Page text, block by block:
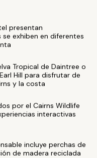
presentan
exhiben en diferentes
Tropical de Daintree o
Hill para disfrutar de
y la costa
por el Cairns Wildlife
interactivas
incluye perchas de
de madera reciclada